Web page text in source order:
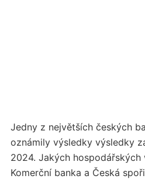
Jedny z největších českých
oznámily výsledky výsledky
2024. Jakých hospodářských
Komerční banka a Česká